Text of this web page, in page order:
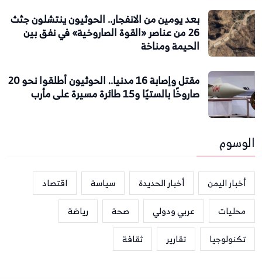
بعد يومين من الانفجار.. الحوثيون ينتشلون جثث
26 من عناصر «القوة الصاروخية» في نفق بين
الحيمة ومناخة
مقتل وإصابة 16 مدنيا.. الحوثيون أطلقوا نحو 20
صاروخًا بالستيًا و15 طائرة مسيرة على مأرب
الوسوم
أخبار اليمن أخبار الحديدة سياسة
اقتصاد
محليات
عربي ودولي صحة
رياضة
تكنولوجيا
تقارير ثقافة